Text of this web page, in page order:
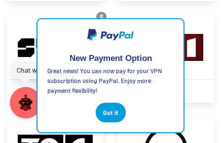
$
VS
New Payment Option
Great news! You can now pay for your VPN
subscription using PayPal. Enjoy more
payment flexibility!
Got it